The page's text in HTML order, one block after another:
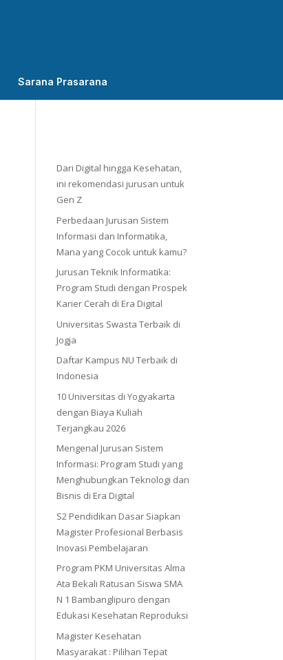
Sarana Prasarana
Dari Digital hingga Kesehatan,
ini rekomendasi jurusan untuk
Gen Z
Perbedaan Jurusan Sistem
Informasi dan Informatika,
Mana yang Cocok untuk kamu?
Jurusan Teknik Informatika:
Program Studi dengan Prospek
Karier Cerah di Era Digital
Universitas Swasta Terbaik di
Jogja
Daftar Kampus NU Terbaik di
Indonesia
10 Universitas di Yogyakarta
dengan Biaya Kuliah
Terjangkau 2026
Mengenal Jurusan Sistem
Informasi: Program Studi yang
Menghubungkan Teknologi dan
Bisnis di Era Digital
S2 Pendidikan Dasar Siapkan
Magister Profesional Berbasis
Inovasi Pembelajaran
Program PKM Universitas Alma
Ata Bekali Ratusan Siswa SMA
N 1 Bambanglipuro dengan
Edukasi Kesehatan Reproduksi
Magister Kesehatan
Masyarakat : Pilihan Tepat